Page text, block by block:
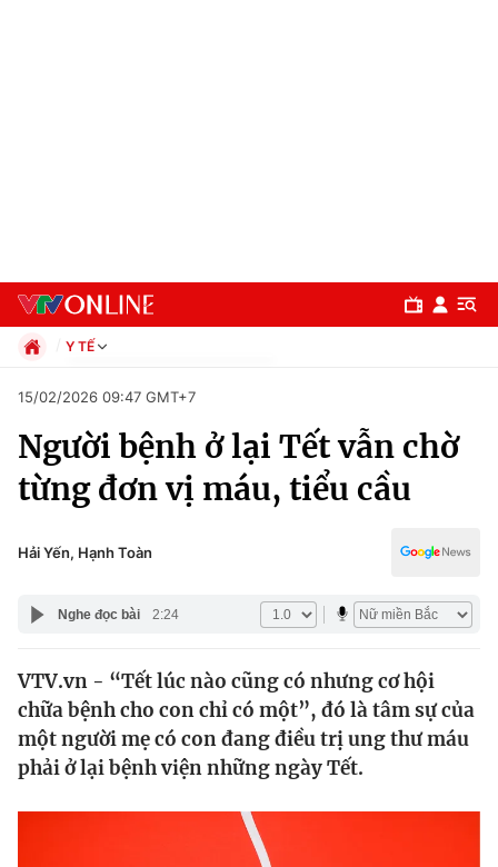
Chuyên mục
Chính trị
Xã hội
Y tế
Thế giới
Tin tức
Y TẾ
Xã hội
Pháp luật
Thể thao
Văn hóa - Giải trí
Đời sống
Giáo dục
15/02/2026 09:47 GMT+7
Người bệnh ở lại Tết vẫn chờ
từng đơn vị máu, tiểu cầu
Hải Yến, Hạnh Toàn
Nghe đọc bài 2:24
VTV.vn - “Tết lúc nào cũng có nhưng cơ hội
chữa bệnh cho con chỉ có một”, đó là tâm sự của
một người mẹ có con đang điều trị ung thư máu
phải ở lại bệnh viện những ngày Tết.